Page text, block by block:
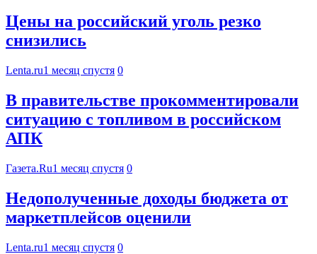
Цены на российский уголь резко
снизились
Lenta.ru1 месяц спустя 0
В правительстве прокомментировали
ситуацию с топливом в российском
АПК
Газета.Ru1 месяц спустя 0
Недополученные доходы бюджета от
маркетплейсов оценили
Lenta.ru1 месяц спустя 0